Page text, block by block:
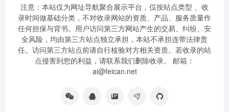
注意：本站仅为网址导航聚合展示平台，仅按站点类型 、收
录时间做基础分类，不对收录网站的资质、产品、服务质量作
任何担保与背书。用户访问第三方网站产生的交易、纠纷、安
全风险，均由第三方站点独立承担，本站不承担连带法律责
任。访问第三方站点前请自行核验对方相关资质。若收录的站
点侵害到您的利益，请联系我们删除收录。 邮箱：
ai@feican.net